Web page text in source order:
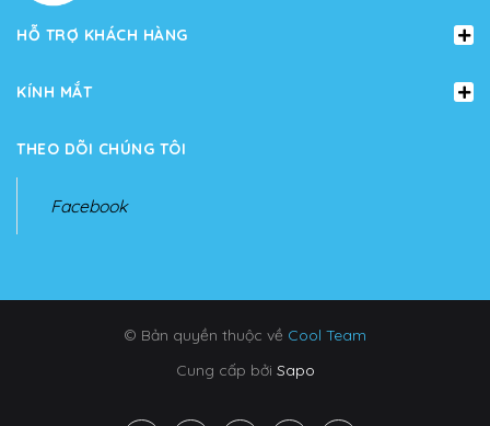
HỖ TRỢ KHÁCH HÀNG
KÍNH MẮT
THEO DÕI CHÚNG TÔI
Facebook
© Bản quyền thuộc về Cool Team
Cung cấp bởi Sapo